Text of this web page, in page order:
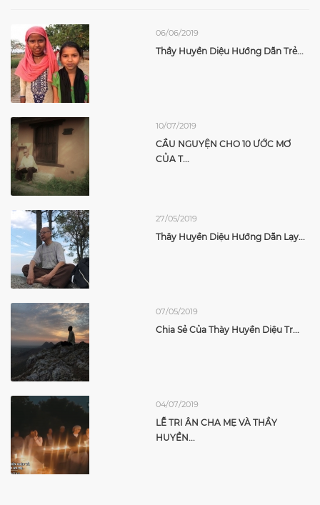
06/06/2019
Thầy Huyền Diệu Hướng Dẫn Trẻ...
10/07/2019
CẦU NGUYỆN CHO 10 ƯỚC MƠ
CỦA T...
27/05/2019
Thây Huyền Diệu Hướng Dẫn Lạy...
07/05/2019
Chia Sẻ Của Thày Huyền Diệu Tr...
04/07/2019
LỄ TRI ÂN CHA MẸ VÀ THẦY
HUYỀN...